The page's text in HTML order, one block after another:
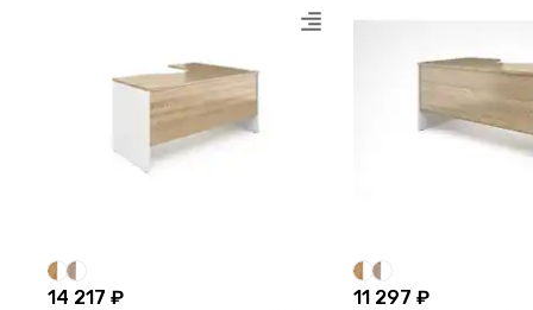
14 217 ₽ 11 297 ₽